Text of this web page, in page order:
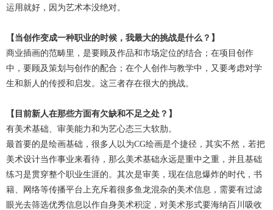
运用就好，因为艺术本没绝对。
【当创作变成一种职业的时候，我最大的挑战是什么？】
商业插画的范畴里，是要顾及作品和市场定位的结合；在项目创作
中，要顾及策划与创作的配合；在个人创作与教学中，又要考虑对学
生和新人的传授和启发。这三者存在很大的挑战。
【目前新人在那些方面有欠缺和不足之处？】
有美术基础、审美能力和为艺心态三大软肋。
最首要的是绘画基础，很多人以为CG绘画是个捷径，其实不然，若把
美术设计当作事业来看待，那么美术基础永远是重中之重，并且基础
练习是贯穿整个职业生涯的。其次是审美，现在信息爆炸的时代，书
籍、网络等传播平台上充斥着很多鱼龙混杂的美术信息，需要有过滤
眼光去筛选优秀信息以作自身美术积淀，对美术形式要海纳百川吸收